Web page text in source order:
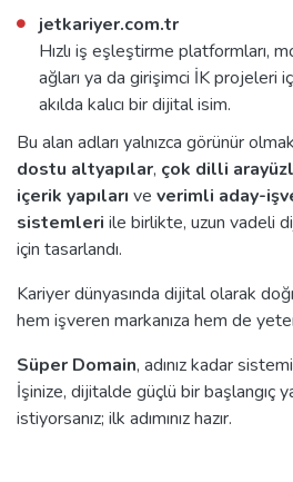
jetkariyer.com.tr
Hızlı iş eşleştirme platformları,
ağları ya da girişimci İK projeleri
akılda kalıcı bir dijital isim.
Bu alan adları yalnızca görünür
dostu altyapılar, çok dilli
içerik yapıları ve verimli aday-
sistemleri ile birlikte, uzun vadeli
için tasarlandı.
Kariyer dünyasında dijital olarak
hem işveren markanıza hem de
Süper Domain, adınız kadar
İşinize, dijitalde güçlü bir başlangıç
istiyorsanız; ilk adımınız hazır.